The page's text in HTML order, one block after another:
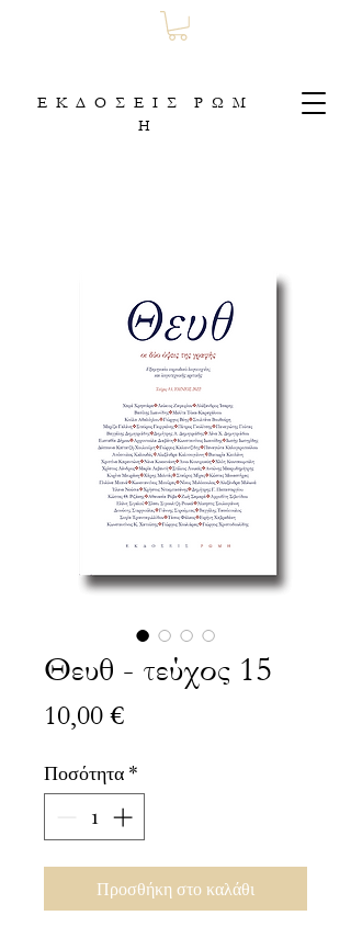
Ε Κ Δ Ο Σ Ε Ι Σ Ρ Ω Μ
Η
Θευθ - τεύχος 15
10,00 €Τιμή
Ποσότητα *
Προσθήκη στο καλάθι